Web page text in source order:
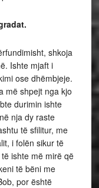
shkoja
Ishte mjaft i
ose dhëmbjeje.
më shpejt nga kjo
durimin ishte
nja dy raste
të sfilitur, me
i folën sikur të
ishte më mirë që
të bëni me
por është